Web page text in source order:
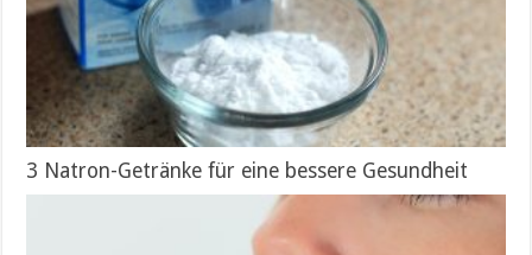
3 Natron-Getränke für eine bessere Gesundheit